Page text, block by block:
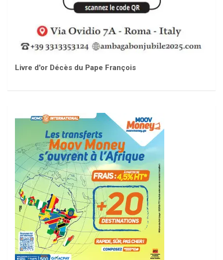
Livre d'or Décès du Pape François